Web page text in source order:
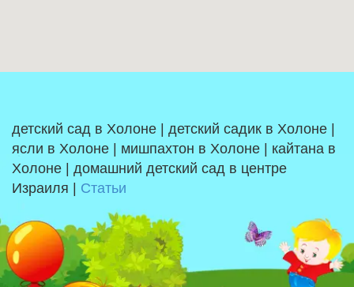
детский сад в Холоне | детский садик в Холоне |
ясли в Холоне | мишпахтон в Холоне | кайтана в
Холоне | домашний детский сад в центре
Израиля | Статьи